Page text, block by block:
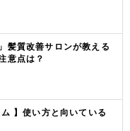
髪質改善サロンが教える
意点は？
】使い方と向いている